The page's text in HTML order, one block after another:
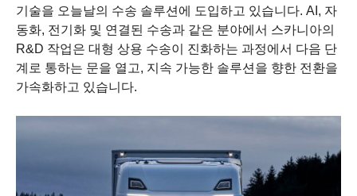
기술을 오늘날의 수송 솔루션에 도입하고 있습니다. AI, 자
동화, 전기화 및 연결된 수송과 같은 분야에서 스카니아의
R&D 작업은 대형 상용 수송이 진화하는 과정에서 다음 단
계로 통하는 문을 열고, 지속 가능한 솔루션을 향한 전환을
가속화하고 있습니다.